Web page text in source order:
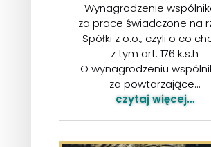
Wynagrodzenie
za prace świadczone na
Spółki z o.o., czyli o co
z tym art. 176 k.s.h
O wynagrodzeniu
za powtarzające…
czytaj więcej…